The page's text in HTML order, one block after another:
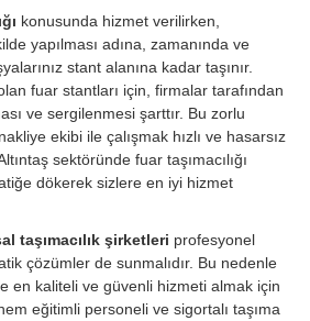
konusunda hizmet verilirken,
yapılması adına, zamanında ve
stant alanına kadar taşınır.
fuar stantları için, firmalar tarafından
ve sergilenmesi şarttır. Bu zorlu
ekibi ile çalışmak hızlı ve hasarsız
sektöründe fuar taşımacılığı
dökerek sizlere en iyi hizmet
taşımacılık şirketleri profesyonel
çözümler de sunmalıdır. Bu nedenle
en kaliteli ve güvenli hizmeti almak için
eğitimli personeli ve sigortalı taşıma